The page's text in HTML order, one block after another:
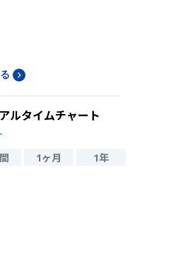
ルタイムチャート
-
1ヶ月 1年